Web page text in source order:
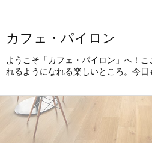
カフェ・パイロン
ようこそ「カフェ・パイロン」へ！
れるようになれる楽しいところ。今